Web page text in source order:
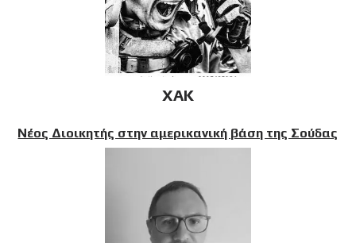
XAK
Νέος Διοικητής στην αμερικανική βάση της Σούδας